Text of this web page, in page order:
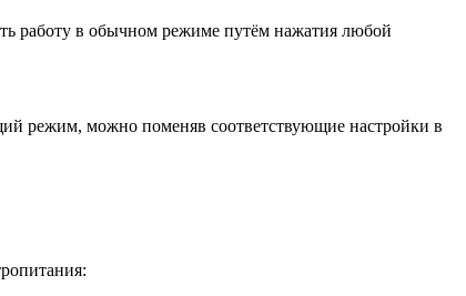
работу в обычном режиме путём нажатия любой
режим, можно поменяв соответствующие настройки в